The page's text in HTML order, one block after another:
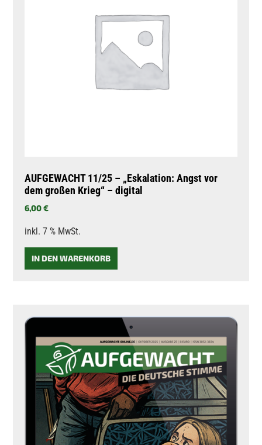
AUFGEWACHT 11/25 – „Eskalation: Angst vor
dem großen Krieg“ – digital
6,00€
inkl. 7 % MwSt.
IN DEN WARENKORB